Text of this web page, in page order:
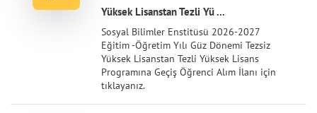
Yüksek Lisanstan Tezli Yü ...
Sosyal Bilimler Enstitüsü 2026-2027
Eğitim -Öğretim Yılı Güz Dönemi Tezsiz
Yüksek Lisanstan Tezli Yüksek Lisans
Programına Geçiş Öğrenci Alım İlanı için
tıklayanız.